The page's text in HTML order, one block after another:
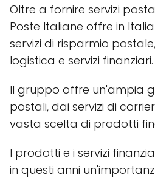
Oltre a fornire servizi
Poste Italiane offre in
servizi di risparmio
logistica e servizi finanziari.
Il gruppo offre un'ampia
postali, dai servizi di
vasta scelta di prodotti
I prodotti e i servizi
in questi anni